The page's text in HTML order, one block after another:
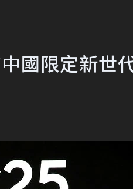
國限定新世